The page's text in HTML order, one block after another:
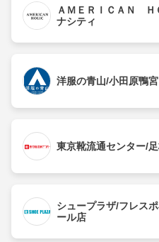
ＡＭＥＲＩＣＡＮ Ｈ
ナシティ
洋服の青山/小田原鴨宮
東京靴流通センター/
シュープラザ/フレス
ール店